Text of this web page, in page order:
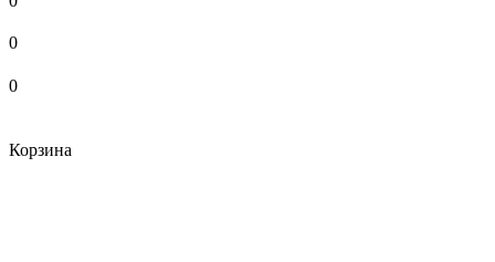
0
0
Корзина